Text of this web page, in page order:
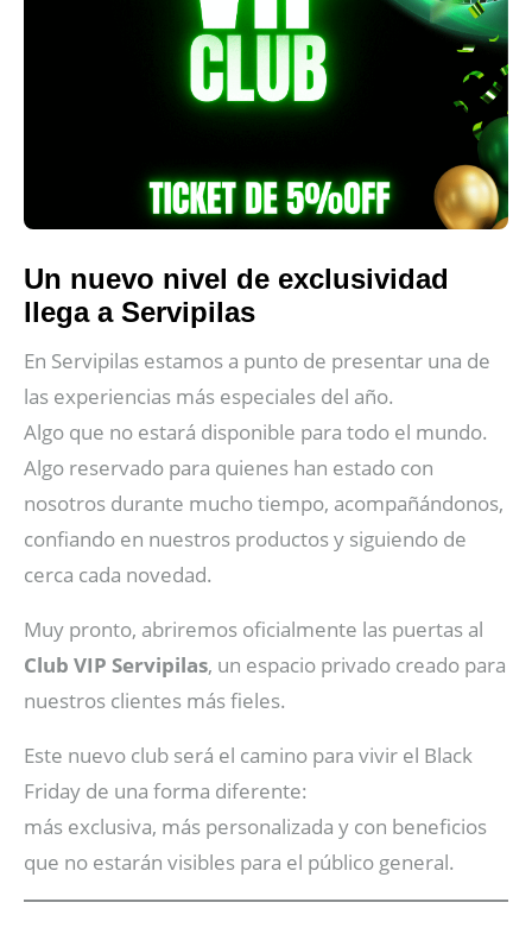
Un nuevo nivel de exclusividad
llega a Servipilas
En Servipilas estamos a punto de presentar una de
las experiencias más especiales del año.
Algo que no estará disponible para todo el mundo.
Algo reservado para quienes han estado con
nosotros durante mucho tiempo, acompañándonos,
confiando en nuestros productos y siguiendo de
cerca cada novedad.
Muy pronto, abriremos oficialmente las puertas al
Club VIP Servipilas, un espacio privado creado para
nuestros clientes más fieles.
Este nuevo club será el camino para vivir el Black
Friday de una forma diferente:
más exclusiva, más personalizada y con beneficios
que no estarán visibles para el público general.